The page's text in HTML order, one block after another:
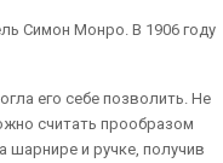
Симон Монро. В 1906 году
его себе позволить. Не
считать прообразом
шарнире и ручке, получив